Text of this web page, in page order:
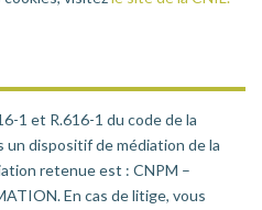
1 et R.616-1 du code de la
dispositif de médiation de la
retenue est : CNPM –
En cas de litige, vous